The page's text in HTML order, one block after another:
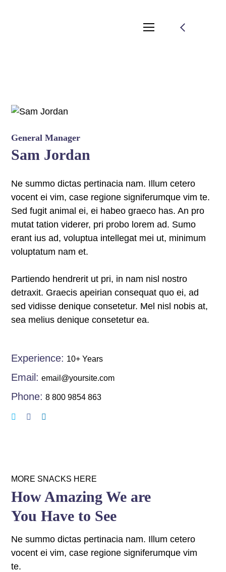
General Manager
Sam Jordan
Ne summo dictas pertinacia nam. Illum cetero
vocent ei vim, case regione signiferumque vim te.
Sed fugit animal ei, ei habeo graeco has. An pro
mutat tation viderer, pri probo lorem ad. Sumo
erant ius ad, voluptua intellegat mei ut, minimum
voluptatum nam et.
Partiendo hendrerit ut pri, in nam nisl nostro
detraxit. Graecis apeirian consequat quo ei, ad
sed vidisse denique consetetur. Mel nisl nobis at,
sea melius denique consetetur ea.
Experience: 10+ Years
Email: email@yoursite.com
Phone: 8 800 9854 863
MORE SNACKS HERE
How Amazing We are
You Have to See
Ne summo dictas pertinacia nam. Illum cetero
vocent ei vim, case regione signiferumque vim
te.